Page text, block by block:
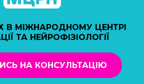
В МІЖНАРОДНОМУ ЦЕНТРІ
ТА НЕЙРОФІЗІОЛОГІЇ
НА КОНСУЛЬТАЦІЮ